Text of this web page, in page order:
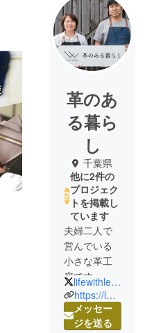
革のあ
る暮ら
し
千葉県
他に2件の
プロジェク
トを掲載し
ています
夫婦二人で
営んでいる
小さな革工
房です。
『心を動か
すモノづく
り』をポリ
lifewithleather
https://lwl.jp
メッセー
ジを送る